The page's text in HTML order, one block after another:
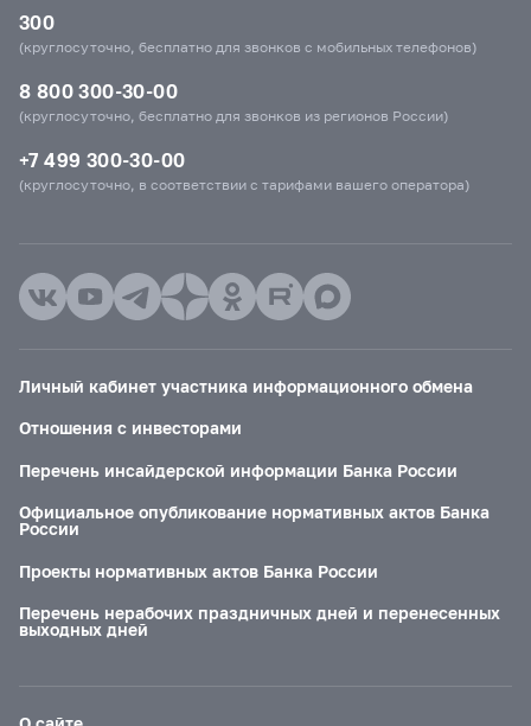
300
(круглосуточно, бесплатно для звонков с мобильных телефонов)
8 800 300-30-00
(круглосуточно, бесплатно для звонков из регионов России)
+7 499 300-30-00
(круглосуточно, в соответствии с тарифами вашего оператора)
Личный кабинет участника информационного обмена
Отношения с инвесторами
Перечень инсайдерской информации Банка России
Официальное опубликование нормативных актов Банка
России
Проекты нормативных актов Банка России
Перечень нерабочих праздничных дней и перенесенных
выходных дней